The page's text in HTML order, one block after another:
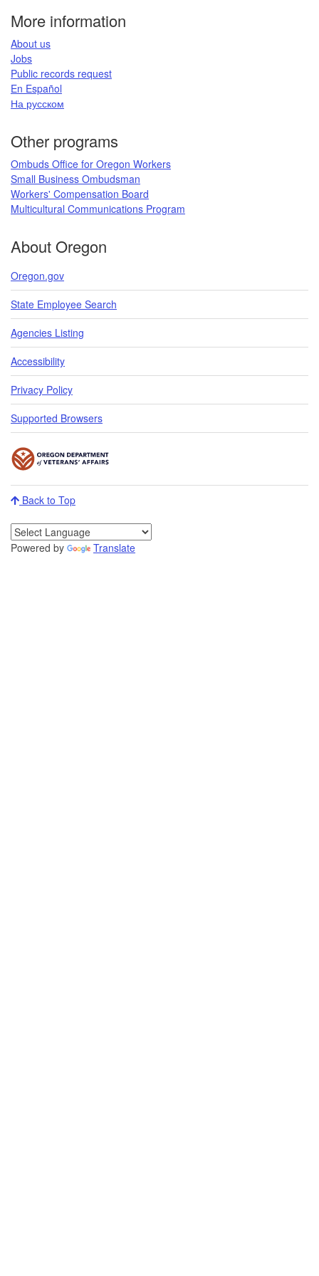
More information
​About us​
Jobs​​
Public records request​
En Español​
На русском
Other programs
Ombuds Office for Oregon Workers
Small Business Ombudsman
Workers' Compensation Board​
Multicultural Communications Program
About Oregon
Oregon.gov
State Employee Search
Agencies Listing
Accessibility
Privacy Policy
Supported Browsers
Back to Top
Powered by Translate